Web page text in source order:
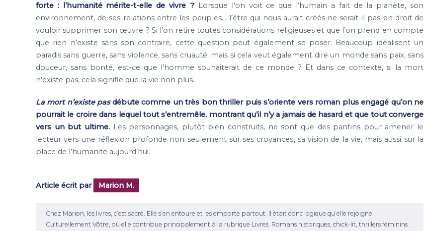
forte : l’humanité mérite-t-elle de vivre ? Lorsque l’on voit ce que l’humain a fait de la planète, son
environnement, de ses relations entre les peuples… l’être qui nous aurait créés ne serait-il pas en droit de
vouloir supprimer son œuvre ? Si l’on retire toutes considérations religieuses et que l’on prend en compte
que rien n’existe sans son contraire, cette question peut également se poser. Beaucoup idéalisent un
paradis sans guerre, sans violence, sans cruauté; mais si cela veut également dire un monde sans paix, sans
douceur, sans bonté, est-ce que l’homme souhaiterait de ce monde ? Et dans ce contexte, si la mort
n’existe pas, cela signifie que la vie non plus.
La mort n’existe pasdébute comme un très bon thriller puis s’oriente vers roman plus engagé qu’on ne
pourrait le croire dans lequel tout s’entremêle, montrant qu’il n’y a jamais de hasard et que tout converge
vers un but ultime.Les personnages, plutôt bien construits, ne sont que des pantins pour amener le
lecteur vers une réflexion profonde non seulement sur ses croyances, sa vision de la vie, mais aussi sur la
place de l’humanité aujourd’hui.
Article écrit par Marion M.
Chez Marion, les livres, c’est sacré. Elle s’en entoure et les emporte partout. Il était donc logique qu’elle rejoigne
Culturellement Vôtre, où elle contribue principalement à la rubrique Livres. Romans historiques, chick-lit, thrillers féminins